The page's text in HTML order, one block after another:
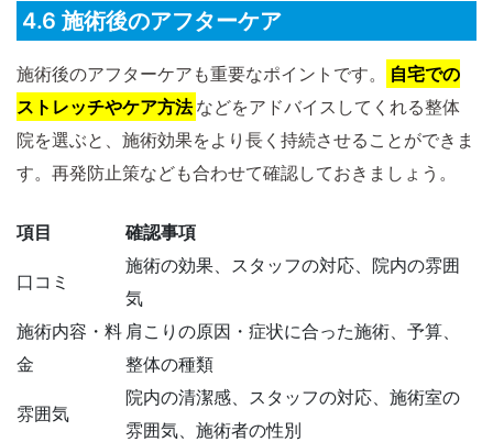
4.6 施術後のアフターケア
施術後のアフターケアも重要なポイントです。
自宅での
ストレッチやケア方法 などをアドバイスしてくれる整体
院を選ぶと、施術効果をより長く持続させることができま
す。再発防止策なども合わせて確認しておきましょう。
項目 確認事項
口コミ
施術の効果、スタッフの対応、院内の雰囲
気
施術内容・料
金
肩こりの原因・症状に合った施術、予算、
整体の種類
雰囲気
院内の清潔感、スタッフの対応、施術室の
雰囲気、施術者の性別